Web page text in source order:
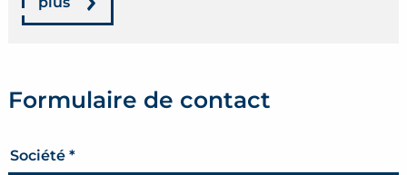
Formulaire de contact
Société *